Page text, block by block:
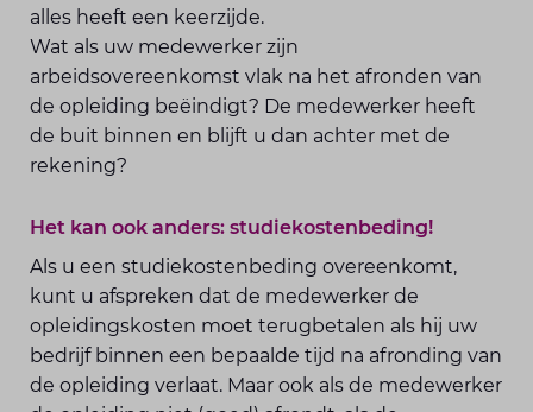
alles heeft een keerzijde.
Wat als uw medewerker zijn
arbeidsovereenkomst vlak na het afronden van
de opleiding beëindigt? De medewerker heeft
de buit binnen en blijft u dan achter met de
rekening?
Het kan ook anders: studiekostenbeding!
Als u een studiekostenbeding overeenkomt,
kunt u afspreken dat de medewerker de
opleidingskosten moet terugbetalen als hij uw
bedrijf binnen een bepaalde tijd na afronding van
de opleiding verlaat. Maar ook als de medewerker